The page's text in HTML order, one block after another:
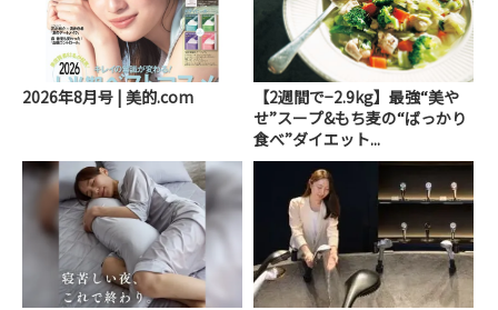
2026年8月号 | 美的.com
【2週間で−2.9kg】最強“美や
せ”スープ&もち麦の“ばっかり
食べ”ダイエット...